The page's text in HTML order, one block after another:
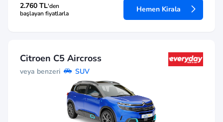
2.760 TL'den
başlayan fiyatlarla
Hemen Kirala
Citroen C5 Aircross
veya benzeri SUV